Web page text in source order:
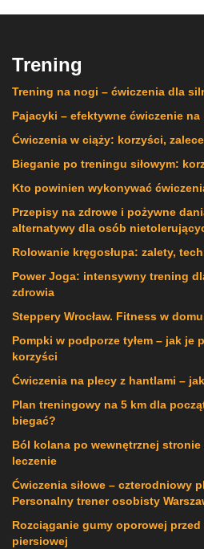
Trening
Trening na nogi – ćwiczenia dla
Pajacyki – efektywne ćwiczenie
Ćwiczenia w ciąży: korzyści,
Bieganie po treningu siłowym:
Kto powinien wykonywać
Przepisy na zdrowe i pożywne
alternatywy dla osób
Rolowanie kręgosłupa: zalety,
Power Joga: intensywny trening
zdrowia
Steppery Wrocław. Fitness w
Pompki w podporze tyłem – jak je
korzyści
Ćwiczenia na plecy z hantlami –
Plan treningowy na 5 km dla
biegać?
Ból kolana po wewnętrznej
leczenie
Ćwiczenia siłowe – czterodniowy
Personalny trener osobisty
Rozciąganie gumy oporowej
piersiowej